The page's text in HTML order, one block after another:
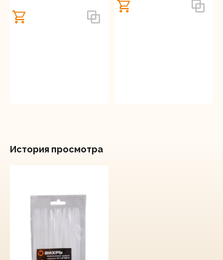
История просмотра